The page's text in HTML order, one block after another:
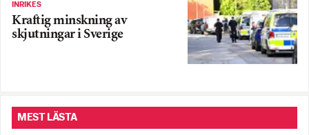
INRIKES
Kraftig minskning av
skjutningar i Sverige
MEST LÄSTA